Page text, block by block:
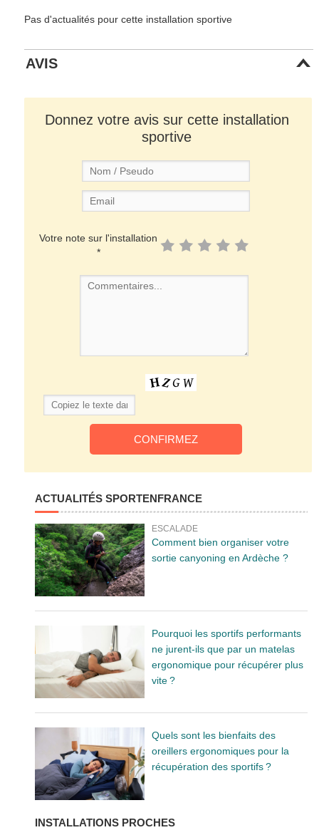
Pas d'actualités pour cette installation sportive
AVIS
Donnez votre avis sur cette installation
sportive
Votre note sur l'installation
*
ACTUALITÉS SPORTENFRANCE
ESCALADE
Comment bien organiser votre
sortie canyoning en Ardèche ?
Pourquoi les sportifs performants
ne jurent-ils que par un matelas
ergonomique pour récupérer plus
vite ?
Quels sont les bienfaits des
oreillers ergonomiques pour la
récupération des sportifs ?
INSTALLATIONS PROCHES